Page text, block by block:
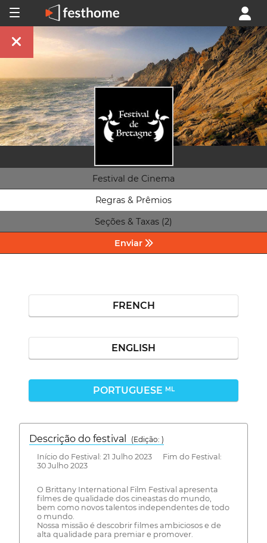
Festival de Cinema
Regras & Prêmios
Seções & Taxas (2)
Enviar
FRENCH
ENGLISH
PORTUGUESE ML
Descrição do festival
(Edição: )
Início do Festival: 21 Julho 2023 Fim do Festival:
30 Julho 2023
O Brittany International Film Festival apresenta
filmes de qualidade dos cineastas do mundo,
bem como novos talentos independentes de todo
o mundo.
Nossa missão é descobrir filmes ambiciosos e de
alta qualidade para premiar e promover.